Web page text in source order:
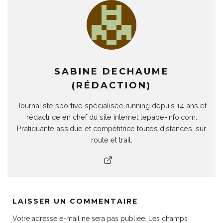
SABINE DECHAUME
(RÉDACTION)
Journaliste sportive spécialisée running depuis 14 ans et
rédactrice en chef du site internet lepape-info.com.
Pratiquante assidue et compétitrice toutes distances, sur
route et trail.
LAISSER UN COMMENTAIRE
Votre adresse e-mail ne sera pas publiée.
Les champs